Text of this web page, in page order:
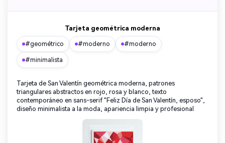
Tarjeta geométrica moderna
#geométrico #moderno #moderno
#minimalista
Tarjeta de San Valentín geométrica moderna, patrones
triangulares abstractos en rojo, rosa y blanco, texto
contemporáneo en sans-serif "Feliz Día de San Valentín, esposo",
diseño minimalista a la moda, apariencia limpia y profesional